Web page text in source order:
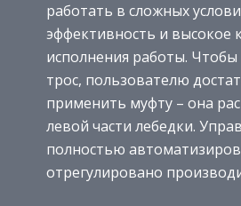
работать в сложных
эффективность и высокое
исполнения работы.
трос, пользователю
применить муфту – она
левой части лебедки.
полностью
отрегулировано